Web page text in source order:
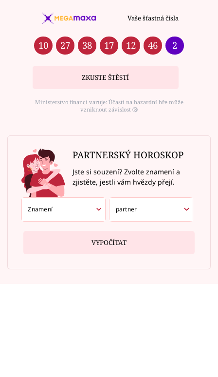
Vaše šťastná čísla
10 27 38 17 12 46 2
ZKUSTE ŠTĚSTÍ
Ministerstvo financí varuje: Účastí na hazardní hře může
vzniknout závislost ⑱
PARTNERSKÝ HOROSKOP
Jste si souzení? Zvolte znamení a
zjistěte, jestli vám hvězdy přejí.
VYPOČÍTAT